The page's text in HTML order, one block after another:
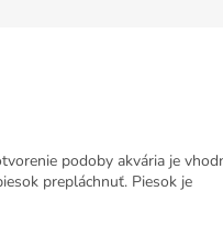
podoby akvária je
prepláchnuť. Piesok je